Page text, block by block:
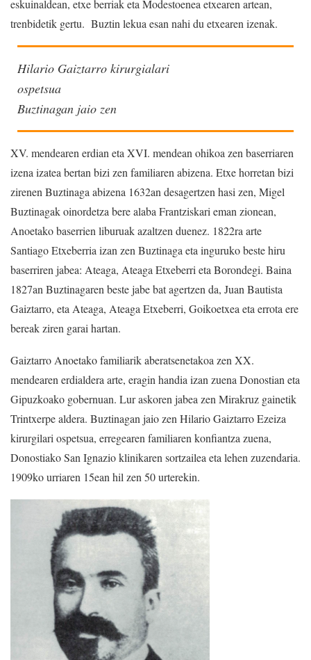
eskuinaldean, etxe berriak eta Modestoenea etxearen artean,
trenbidetik gertu. Buztin lekua esan nahi du etxearen izenak.
Hilario Gaiztarro kirurgialari
ospetsua
Buztinagan jaio zen
XV. mendearen erdian eta XVI. mendean ohikoa zen baserriaren
izena izatea bertan bizi zen familiaren abizena. Etxe horretan bizi
zirenen Buztinaga abizena 1632an desagertzen hasi zen, Migel
Buztinagak oinordetza bere alaba Frantziskari eman zionean,
Anoetako baserrien liburuak azaltzen duenez. 1822ra arte
Santiago Etxeberria izan zen Buztinaga eta inguruko beste hiru
baserriren jabea: Ateaga, Ateaga Etxeberri eta Borondegi. Baina
1827an Buztinagaren beste jabe bat agertzen da, Juan Bautista
Gaiztarro, eta Ateaga, Ateaga Etxeberri, Goikoetxea eta errota ere
bereak ziren garai hartan.
Gaiztarro Anoetako familiarik aberatsenetakoa zen XX.
mendearen erdialdera arte, eragin handia izan zuena Donostian eta
Gipuzkoako gobernuan. Lur askoren jabea zen Mirakruz gainetik
Trintxerpe aldera. Buztinagan jaio zen Hilario Gaiztarro Ezeiza
kirurgilari ospetsua, erregearen familiaren konfiantza zuena,
Donostiako San Ignazio klinikaren sortzailea eta lehen zuzendaria.
1909ko urriaren 15ean hil zen 50 urterekin.